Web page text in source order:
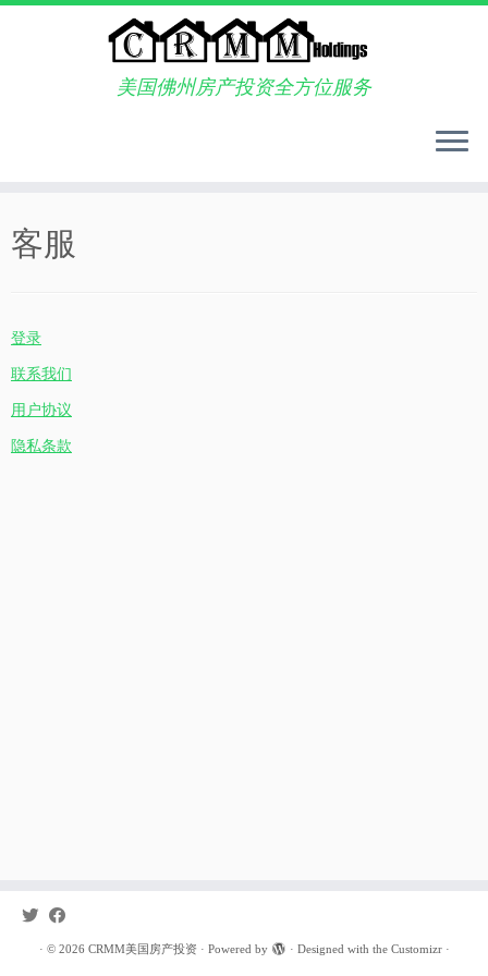
content
美国佛州房产投资全方位服务
客服
登录
联系我们
用户协议
隐私条款
· © 2026 CRMM美国房产投资 · Powered by · Designed with the Customizr·